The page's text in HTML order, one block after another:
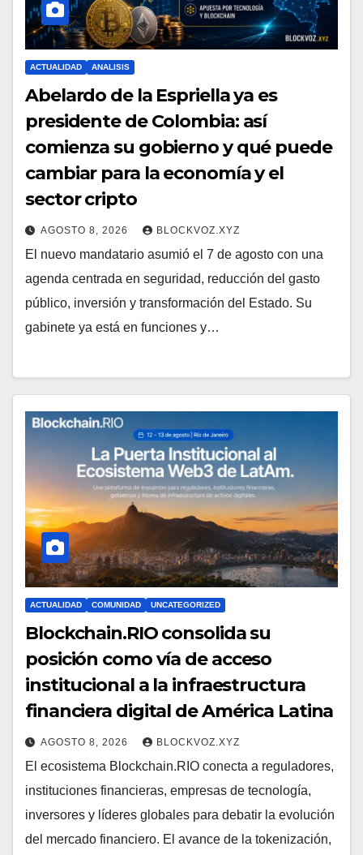
ACTUALIDAD ANALISIS
Abelardo de la Espriella ya es
presidente de Colombia: así
comienza su gobierno y qué puede
cambiar para la economía y el
sector cripto
AGOSTO 8, 2026 BLOCKVOZ.XYZ
El nuevo mandatario asumió el 7 de agosto con una
agenda centrada en seguridad, reducción del gasto
público, inversión y transformación del Estado. Su
gabinete ya está en funciones y…
ACTUALIDAD COMUNIDAD UNCATEGORIZED
Blockchain.RIO consolida su
posición como vía de acceso
institucional a la infraestructura
financiera digital de América Latina
AGOSTO 8, 2026 BLOCKVOZ.XYZ
El ecosistema Blockchain.RIO conecta a reguladores,
instituciones financieras, empresas de tecnología,
inversores y líderes globales para debatir la evolución
del mercado financiero. El avance de la tokenización,